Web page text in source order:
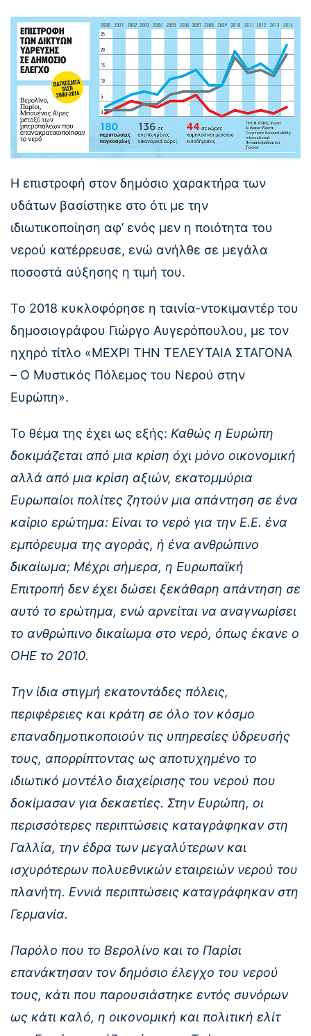
Η επιστροφή στον δημόσιο χαρακτήρα των
υδάτων βασίστηκε στο ότι με την
ιδιωτικοποίηση αφ’ ενός μεν η ποιότητα του
νερού κατέρρευσε, ενώ ανήλθε σε μεγάλα
ποσοστά αύξησης η τιμή του.
Το 2018 κυκλοφόρησε η ταινία-ντοκιμαντέρ του
δημοσιογράφου Γιώργο Αυγερόπουλου, με τον
ηχηρό τίτλο «ΜΕΧΡΙ ΤΗΝ ΤΕΛΕΥΤΑΙΑ ΣΤΑΓΟΝΑ
– Ο Μυστικός Πόλεμος του Νερού στην
Ευρώπη».
Το θέμα της έχει ως εξής: Καθώς η Ευρώπη
δοκιμάζεται από μια κρίση όχι μόνο οικονομική
αλλά από μια κρίση αξιών, εκατομμύρια
Ευρωπαίοι πολίτες ζητούν μια απάντηση σε ένα
καίριο ερώτημα: Είναι το νερό για την Ε.Ε. ένα
εμπόρευμα της αγοράς, ή ένα ανθρώπινο
δικαίωμα; Μέχρι σήμερα, η Ευρωπαϊκή
Επιτροπή δεν έχει δώσει ξεκάθαρη απάντηση σε
αυτό το ερώτημα, ενώ αρνείται να αναγνωρίσει
το ανθρώπινο δικαίωμα στο νερό, όπως έκανε ο
ΟΗΕ το 2010.
Την ίδια στιγμή εκατοντάδες πόλεις,
περιφέρειες και κράτη σε όλο τον κόσμο
επαναδημοτικοποιούν τις υπηρεσίες ύδρευσής
τους, απορρίπτοντας ως αποτυχημένο το
ιδιωτικό μοντέλο διαχείρισης του νερού που
δοκίμασαν για δεκαετίες. Στην Ευρώπη, οι
περισσότερες περιπτώσεις καταγράφηκαν στη
Γαλλία, την έδρα των μεγαλύτερων και
ισχυρότερων πολυεθνικών εταιρειών νερού του
πλανήτη. Εννιά περιπτώσεις καταγράφηκαν στη
Γερμανία.
Παρόλο που το Βερολίνο και το Παρίσι
επανάκτησαν τον δημόσιο έλεγχο του νερού
τους, κάτι που παρουσιάστηκε εντός συνόρων
ως κάτι καλό, η οικονομική και πολιτική ελίτ